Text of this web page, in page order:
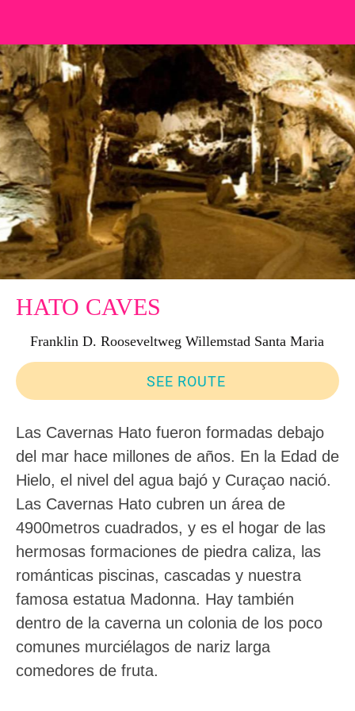
HATO CAVES
Franklin D. Rooseveltweg Willemstad Santa Maria
SEE ROUTE
Las Cavernas Hato fueron formadas debajo
del mar hace millones de años. En la Edad de
Hielo, el nivel del agua bajó y Curaçao nació.
Las Cavernas Hato cubren un área de
4900metros cuadrados, y es el hogar de las
hermosas formaciones de piedra caliza, las
románticas piscinas, cascadas y nuestra
famosa estatua Madonna. Hay también
dentro de la caverna un colonia de los poco
comunes murciélagos de nariz larga
comedores de fruta.